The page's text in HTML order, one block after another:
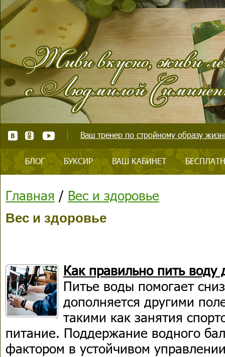
Ваш тренер по стройному образу
БЛОГ БУКСИР ВАШ КАБИНЕТ
Главная / Вес и здоровье
Вес и здоровье
Как правильно пить воду
Питье воды помогает
дополняется другими
такими как занятия
питание. Поддержание водного
фактором в устойчивом